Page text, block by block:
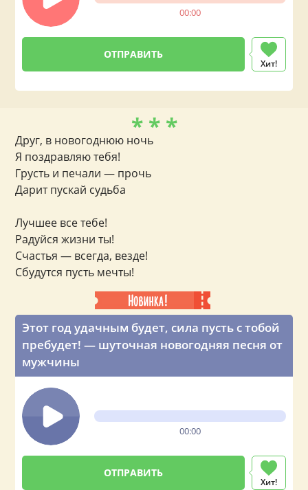
00:00
Хит!
Этот год удачным будет, сила пусть с тобой
пребудет! — шуточная новогодняя песня от
мужчины
00:00
Хит!
* * *
Друг, в новогоднюю ночь
Я поздравляю тебя!
Грусть и печали — прочь
Дарит пускай судьба
Лучшее все тебе!
Радуйся жизни ты!
Счастья — всегда, везде!
Сбудутся пусть мечты!